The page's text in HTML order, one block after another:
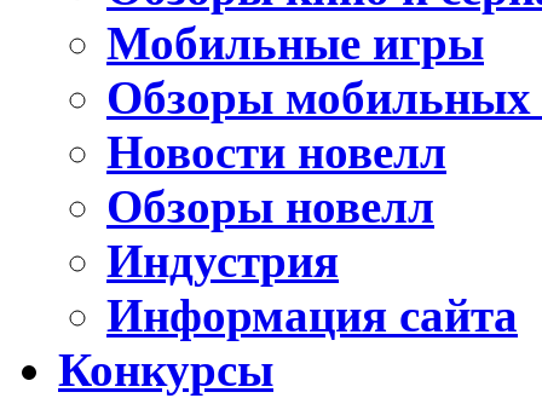
Мобильные игры
Обзоры мобильных
Новости новелл
Обзоры новелл
Индустрия
Информация сайта
Конкурсы